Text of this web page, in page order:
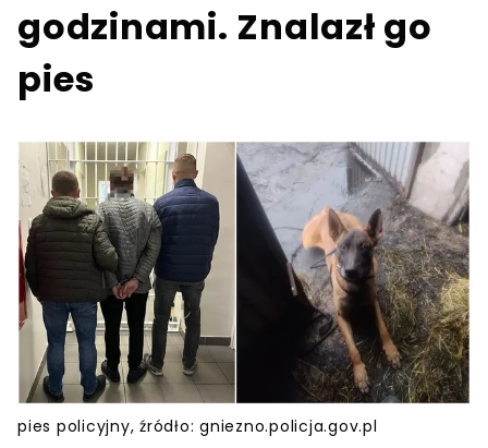
godzinami. Znalazł go
pies
pies policyjny, źródło: gniezno.policja.gov.pl